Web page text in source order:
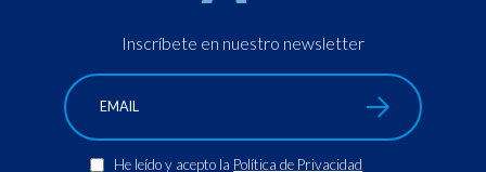
Inscríbete en nuestro newsletter
He leído y acepto la Política de Privacidad